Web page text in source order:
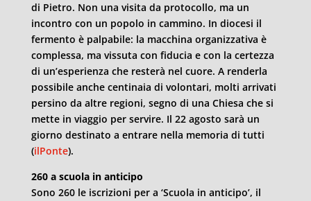
di Pietro. Non una visita da protocollo, ma un
incontro con un popolo in cammino. In diocesi il
fermento è palpabile: la macchina organizzativa è
complessa, ma vissuta con fiducia e con la certezza
di un’esperienza che resterà nel cuore. A renderla
possibile anche centinaia di volontari, molti arrivati
persino da altre regioni, segno di una Chiesa che si
mette in viaggio per servire. Il 22 agosto sarà un
giorno destinato a entrare nella memoria di tutti
(ilPonte).
260 a scuola in anticipo
Sono 260 le iscrizioni per a ‘Scuola in anticipo’, il